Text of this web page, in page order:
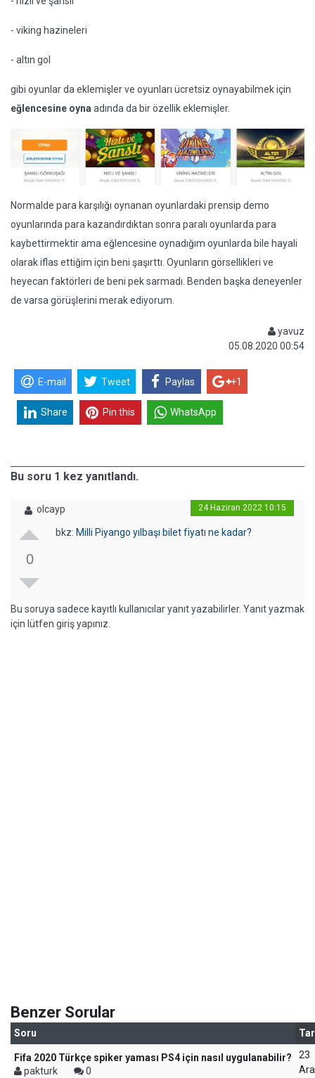
- viking hazineleri
- altın gol
gibi oyunlar da eklemişler ve oyunları ücretsiz oynayabilmek için
eğlencesine oyna adında da bir özellik eklemişler.
Normalde para karşılığı oynanan oyunlardaki prensip demo
oyunlarında para kazandırdıktan sonra paralı oyunlarda para
kaybettirmektir ama eğlencesine oynadığım oyunlarda bile hayali
olarak iflas ettiğim için beni şaşırttı. Oyunların görsellikleri ve
heyecan faktörleri de beni pek sarmadı. Benden başka deneyenler
de varsa görüşlerini merak ediyorum.
yavuz
05.08.2020 00:54
E-mail Tweet Paylas +1
Share Pin this WhatsApp
Bu soru 1 kez yanıtlandı.
olcayp 24 Haziran 2022 10:15
0
bkz: Milli Piyango yılbaşı bilet fiyatı ne kadar?
Bu soruya sadece kayıtlı kullanıcılar yanıt yazabilirler. Yanıt yazmak
için lütfen giriş yapınız.
Benzer Sorular
Soru
Fifa 2020 Türkçe spiker yaması PS4 için nasıl uygulanabilir?
pakturk
0
23